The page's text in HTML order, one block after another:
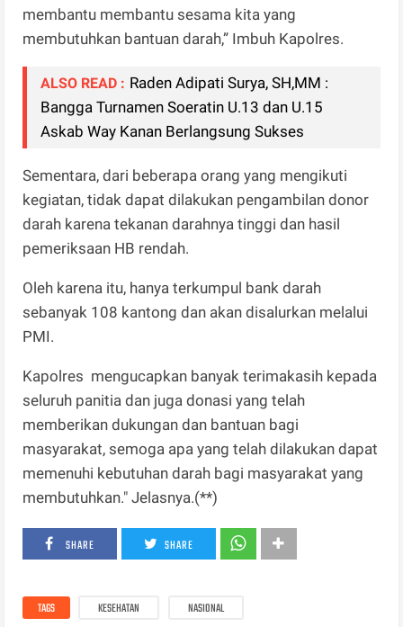
membantu membantu sesama kita yang
membutuhkan bantuan darah,” Imbuh Kapolres.
ALSO READ : Raden Adipati Surya, SH,MM :
Bangga Turnamen Soeratin U.13 dan U.15
Askab Way Kanan Berlangsung Sukses
Sementara, dari beberapa orang yang mengikuti
kegiatan, tidak dapat dilakukan pengambilan donor
darah karena tekanan darahnya tinggi dan hasil
pemeriksaan HB rendah.
Oleh karena itu, hanya terkumpul bank darah
sebanyak 108 kantong dan akan disalurkan melalui
PMI.
Kapolres mengucapkan banyak terimakasih kepada
seluruh panitia dan juga donasi yang telah
memberikan dukungan dan bantuan bagi
masyarakat, semoga apa yang telah dilakukan dapat
memenuhi kebutuhan darah bagi masyarakat yang
membutuhkan." Jelasnya.(**)
SHARE SHARE
TAGS KESEHATAN NASIONAL